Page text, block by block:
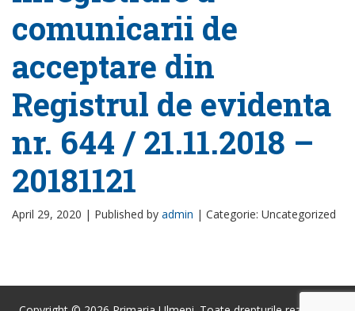
comunicarii de
acceptare din
Registrul de evidenta
nr. 644 / 21.11.2018 –
20181121
April 29, 2020 | Published by admin | Categorie: Uncategorized